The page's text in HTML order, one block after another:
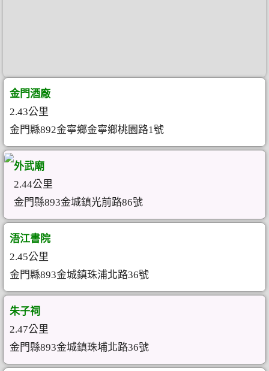
金門酒廠
2.43公里
金門縣892金寧鄉金寧鄉桃園路1號
外武廟
2.44公里
金門縣893金城鎮光前路86號
浯江書院
2.45公里
金門縣893金城鎮珠浦北路36號
朱子祠
2.47公里
金門縣893金城鎮珠埔北路36號